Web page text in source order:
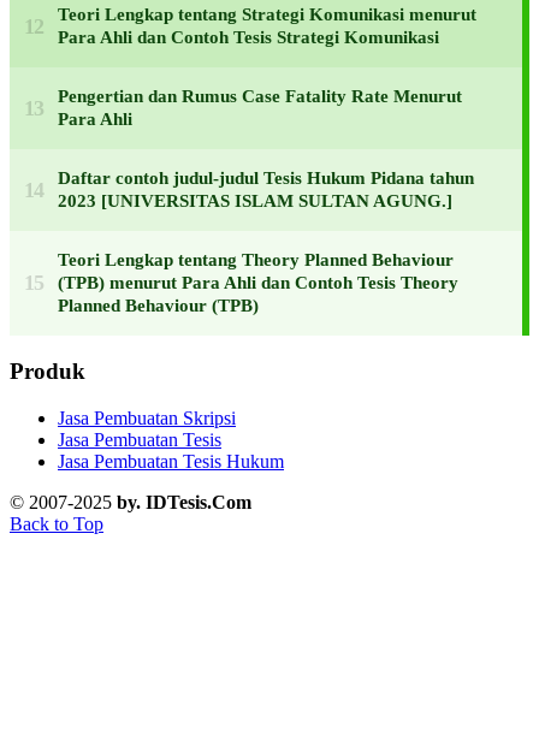
Teori Lengkap tentang Strategi Komunikasi menurut
Para Ahli dan Contoh Tesis Strategi Komunikasi
Pengertian dan Rumus Case Fatality Rate Menurut
Para Ahli
Daftar contoh judul-judul Tesis Hukum Pidana tahun
2023 [UNIVERSITAS ISLAM SULTAN AGUNG.]
Teori Lengkap tentang Theory Planned Behaviour
(TPB) menurut Para Ahli dan Contoh Tesis Theory
Planned Behaviour (TPB)
Produk
Jasa Pembuatan Skripsi
Jasa Pembuatan Tesis
Jasa Pembuatan Tesis Hukum
© 2007-2025 by. IDTesis.Com
Back to Top